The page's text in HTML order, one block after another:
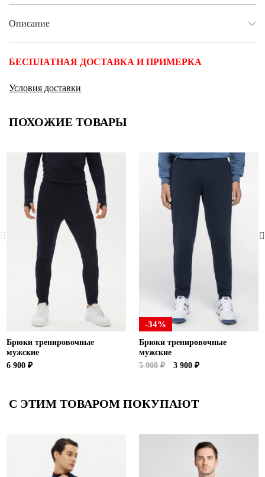
Описание
БЕСПЛАТНАЯ ДОСТАВКА И ПРИМЕРКА
Условия доставки
ПОХОЖИЕ ТОВАРЫ
Брюки тренировочные
мужские
6 900 ₽
-34%
Брюки тренировочные
мужские
5 900 ₽
3 900 ₽
С ЭТИМ ТОВАРОМ ПОКУПАЮТ